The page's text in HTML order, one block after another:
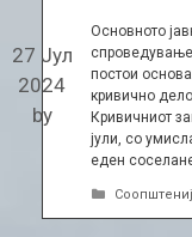
27 Јул
2024
by
Основното
постои
кривично
Кривичниот
јули, со
еден
Categories